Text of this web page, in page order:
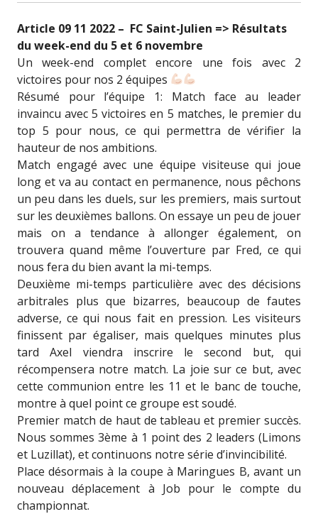
Article 09 11 2022 – FC Saint-Julien => Résultats
du week-end du 5 et 6 novembre
Un week-end complet encore une fois avec 2
victoires pour nos 2 équipes
Résumé pour l’équipe 1: Match face au leader
invaincu avec 5 victoires en 5 matches, le premier du
top 5 pour nous, ce qui permettra de vérifier la
hauteur de nos ambitions.
Match engagé avec une équipe visiteuse qui joue
long et va au contact en permanence, nous pêchons
un peu dans les duels, sur les premiers, mais surtout
sur les deuxièmes ballons. On essaye un peu de jouer
mais on a tendance à allonger également, on
trouvera quand même l’ouverture par Fred, ce qui
nous fera du bien avant la mi-temps.
Deuxième mi-temps particulière avec des décisions
arbitrales plus que bizarres, beaucoup de fautes
adverse, ce qui nous fait en pression. Les visiteurs
finissent par égaliser, mais quelques minutes plus
tard Axel viendra inscrire le second but, qui
récompensera notre match. La joie sur ce but, avec
cette communion entre les 11 et le banc de touche,
montre à quel point ce groupe est soudé.
Premier match de haut de tableau et premier succès.
Nous sommes 3ème à 1 point des 2 leaders (Limons
et Luzillat), et continuons notre série d’invincibilité.
Place désormais à la coupe à Maringues B, avant un
nouveau déplacement à Job pour le compte du
championnat.